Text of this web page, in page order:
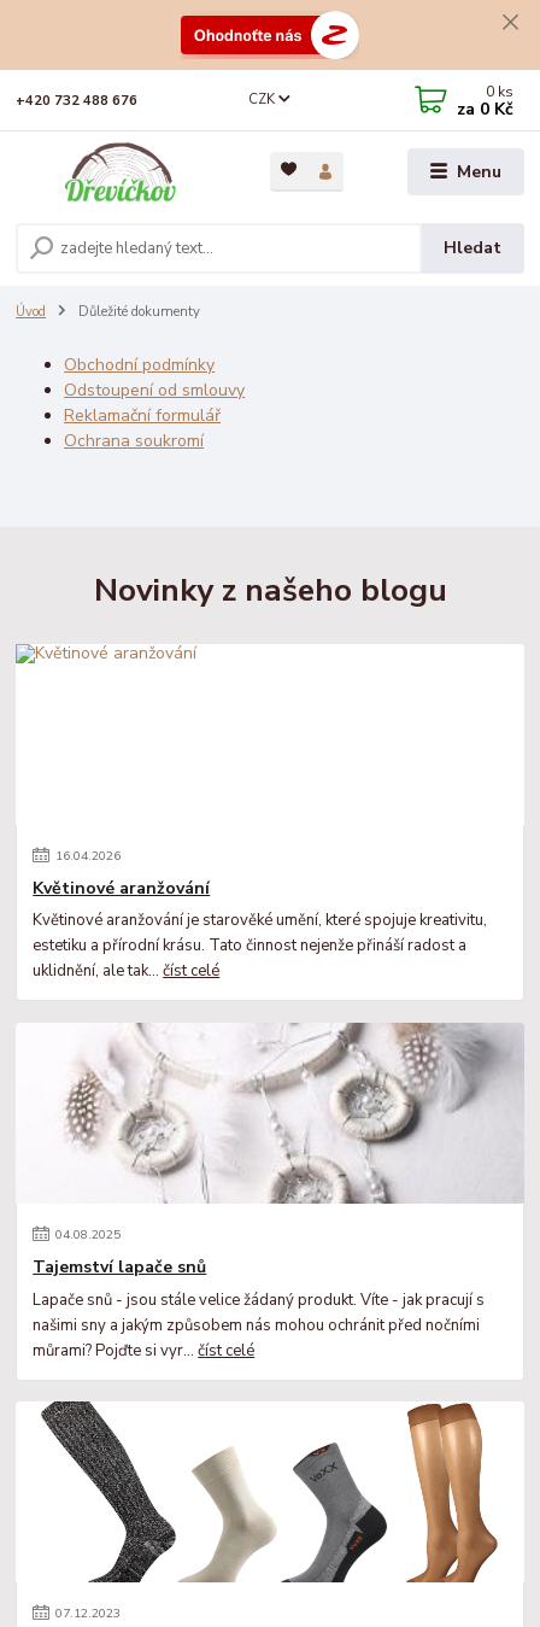
Menu
CZK
Hledat
+420 732 488 676 0 ks
za 0 Kč
Úvod Důležité dokumenty
Obchodní podmínky
Odstoupení od smlouvy
Reklamační formulář
Ochrana soukromí
Novinky z našeho blogu
16.04.2026
Květinové aranžování
Květinové aranžování je starověké umění, které spojuje kreativitu,
estetiku a přírodní krásu. Tato činnost nejenže přináší radost a
uklidnění, ale tak...číst celé
04.08.2025
Tajemství lapače snů
Lapače snů - jsou stále velice žádaný produkt. Víte - jak pracují s
našimi sny a jakým způsobem nás mohou ochránit před nočními
můrami? Pojďte si vyr...číst celé
07.12.2023